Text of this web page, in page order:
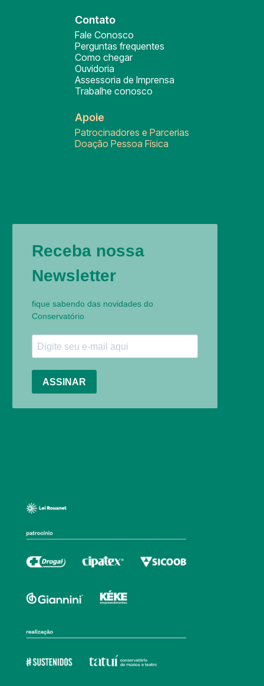
Contato
Fale Conosco
Perguntas frequentes
Como chegar
Ouvidoria
Assessoria de Imprensa
Trabalhe conosco
Apoie
Patrocinadores e Parcerias
Doação Pessoa Física